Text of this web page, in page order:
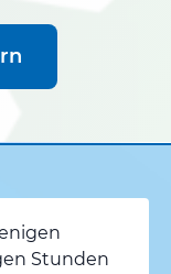
Stunden